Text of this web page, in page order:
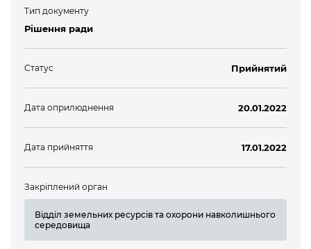
Тип документу
Рішення ради
Статус Прийнятий
Дата оприлюднення 20.01.2022
Дата прийняття 17.01.2022
Закріплений орган
Відділ земельних ресурсів та охорони навколишнього
середовища